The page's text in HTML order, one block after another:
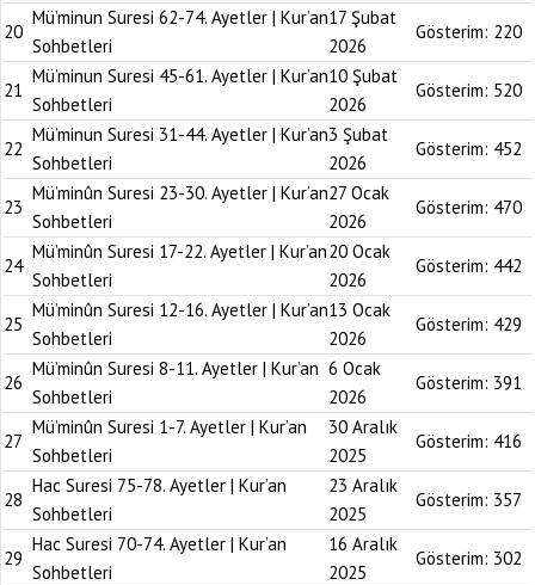
20
Mü’minun Suresi 62-74. Ayetler | Kur’an
Sohbetleri
17 Şubat
2026
Gösterim: 220
21
Mü’minun Suresi 45-61. Ayetler | Kur’an
Sohbetleri
10 Şubat
2026
Gösterim: 520
22
Mü’minun Suresi 31-44. Ayetler | Kur’an
Sohbetleri
3 Şubat
2026
Gösterim: 452
23
Mü’minûn Suresi 23-30. Ayetler | Kur’an
Sohbetleri
27 Ocak
2026
Gösterim: 470
24
Mü’minûn Suresi 17-22. Ayetler | Kur’an
Sohbetleri
20 Ocak
2026
Gösterim: 442
25
Mü’minûn Suresi 12-16. Ayetler | Kur’an
Sohbetleri
13 Ocak
2026
Gösterim: 429
26
Mü’minûn Suresi 8-11. Ayetler | Kur’an
Sohbetleri
6 Ocak
2026
Gösterim: 391
27
Mü’minûn Suresi 1-7. Ayetler | Kur’an
Sohbetleri
30 Aralık
2025
Gösterim: 416
28
Hac Suresi 75-78. Ayetler | Kur’an
Sohbetleri
23 Aralık
2025
Gösterim: 357
29
Hac Suresi 70-74. Ayetler | Kur’an
Sohbetleri
16 Aralık
2025
Gösterim: 302